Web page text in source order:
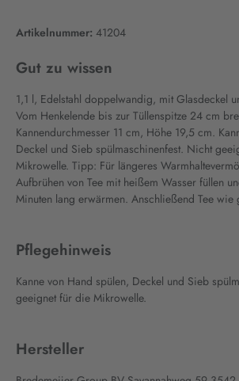
Artikelnummer: 41204
Gut zu wissen
1,1 l, Edelstahl doppelwandig, mit Glasdeckel
Vom Henkelende bis zur Tüllenspitze 24 cm
Kannendurchmesser 11 cm, Höhe 19,5 cm.
Deckel und Sieb spülmaschinenfest. Nicht
Mikrowelle. Tipp: Für längeres
Aufbrühen von Tee mit heißem Wasser füllen
Minuten lang erwärmen. Anschließend Tee wie
Pflegehinweis
Kanne von Hand spülen, Deckel und Sieb
geeignet für die Mikrowelle.
Hersteller